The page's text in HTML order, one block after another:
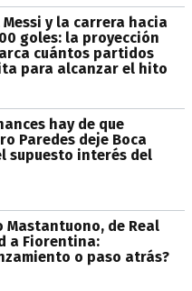
Messi y la carrera hacia
goles: la proyección
cuántos partidos
para alcanzar el hito
hay de que
Paredes deje Boca
supuesto interés del
Mastantuono, de Real
a Fiorentina:
o paso atrás?